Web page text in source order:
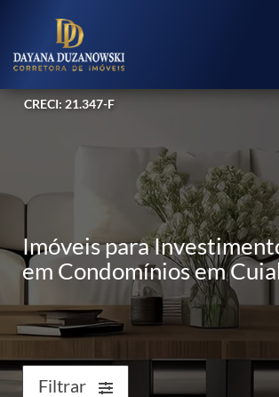
CRECI: 21.347-F
Imóveis para
em Condomínios em
Filtrar